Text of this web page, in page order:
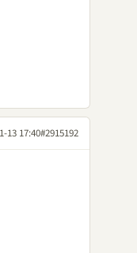
13 17:40#2915192